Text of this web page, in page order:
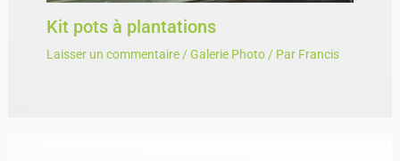
Kit pots à plantations
Laisser un commentaire /Galerie Photo/ Par Francis